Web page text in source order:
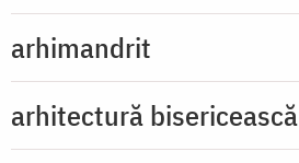
arhimandrit
arhitectură bisericească